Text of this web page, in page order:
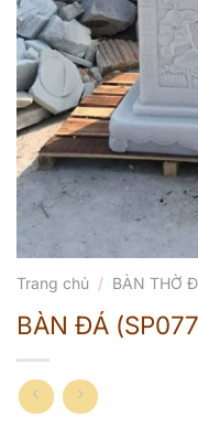
Trang chủ / BÀN THỜ
BÀN ĐÁ